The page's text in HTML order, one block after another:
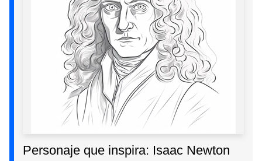
Personaje que inspira: Isaac Newton